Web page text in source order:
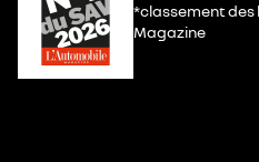
*classement des
Magazine